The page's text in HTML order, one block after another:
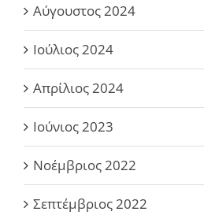
Αύγουστος 2024
Ιούλιος 2024
Απρίλιος 2024
Ιούνιος 2023
Νοέμβριος 2022
Σεπτέμβριος 2022